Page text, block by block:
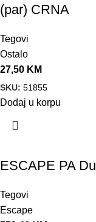
(par) CRNA
Tegovi
Ostalo
27,50 KM
SKU: 51855
Dodaj u korpu
ESCAPE PA
Tegovi
Escape